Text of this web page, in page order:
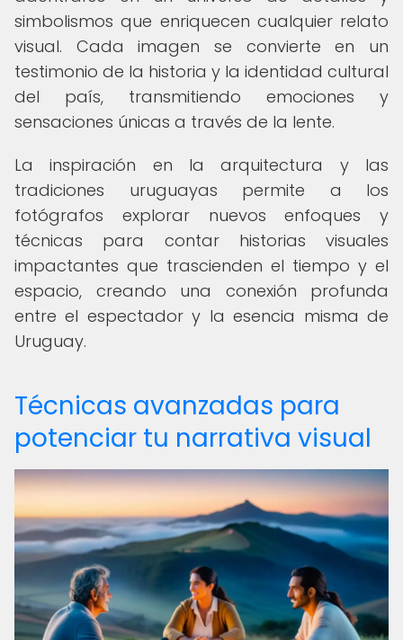
simbolismos que enriquecen cualquier relato
visual. Cada imagen se convierte en un
testimonio de la historia y la identidad cultural
del país, transmitiendo emociones y
sensaciones únicas a través de la lente.
La inspiración en la arquitectura y las
tradiciones uruguayas permite a los
fotógrafos explorar nuevos enfoques y
técnicas para contar historias visuales
impactantes que trascienden el tiempo y el
espacio, creando una conexión profunda
entre el espectador y la esencia misma de
Uruguay.
Técnicas avanzadas para
potenciar tu narrativa visual